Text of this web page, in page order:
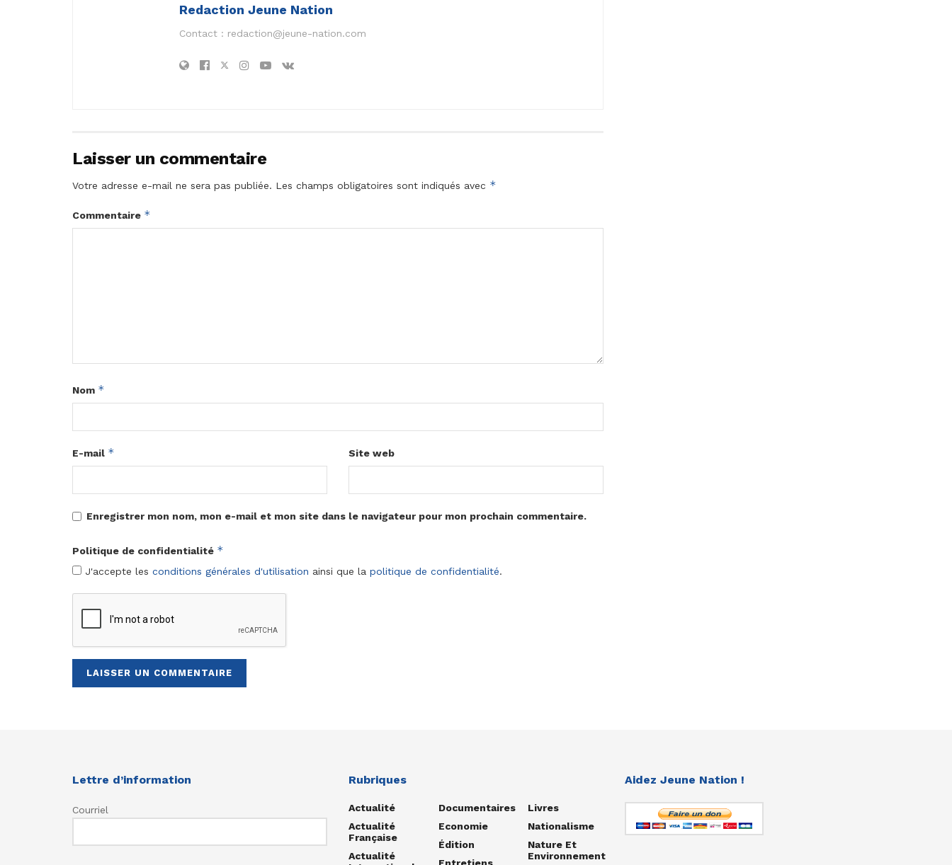
Redaction Jeune Nation
Contact : redaction@jeune-nation.com
Laisser un commentaire
Votre adresse e-mail ne sera pas publiée. Les champs obligatoires sont indiqués avec *
Commentaire *
Nom *
E-mail * Site web
Enregistrer mon nom, mon e-mail et mon site dans le navigateur pour mon prochain commentaire.
Politique de confidentialité *
J'accepte les conditions générales d'utilisation ainsi que la politique de confidentialité.
Lettre d’information
Courriel
Rubriques
Actualité
Actualité
Française
Actualité
Documentaires
Economie
Édition
Entretiens
Livres
Nationalisme
Nature Et
Environnement
Aidez Jeune Nation !